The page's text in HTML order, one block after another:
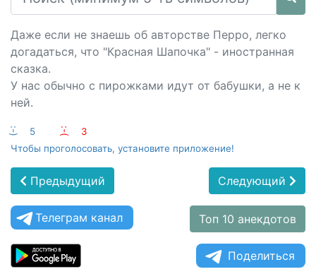
Даже если не знаешь об авторстве Перро, легко
догадаться, что "Красная Шапочка" - иностранная
сказка.
У нас обычно с пирожками идут от бабушки, а не к
ней.
:-) 5 :-(
3
Чтобы проголосовать, установите приложение!
Предыдущий Следующий
Телеграм канал Топ 10 анекдотов
Поделиться